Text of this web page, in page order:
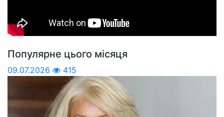
Популярне цього місяця
09.07.2026 415